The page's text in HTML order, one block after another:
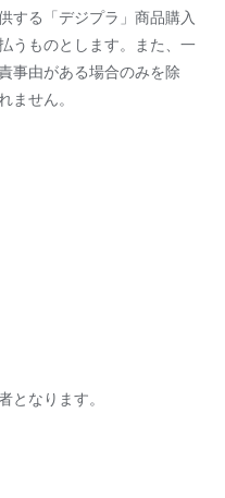
する「デジプラ」商品購入
うものとします。また、一
事由がある場合のみを除
ません。
となります。